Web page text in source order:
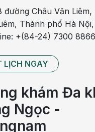
tăng huyết áp
trị cảm cúm và
dạng viên sủi
cứu. Không chỉ bị
đường Châu Văn Liêm,
Thành phố Hà
+(84-24) 7300 8866
LỊCH NGAY
khám Đa
Ngọc -